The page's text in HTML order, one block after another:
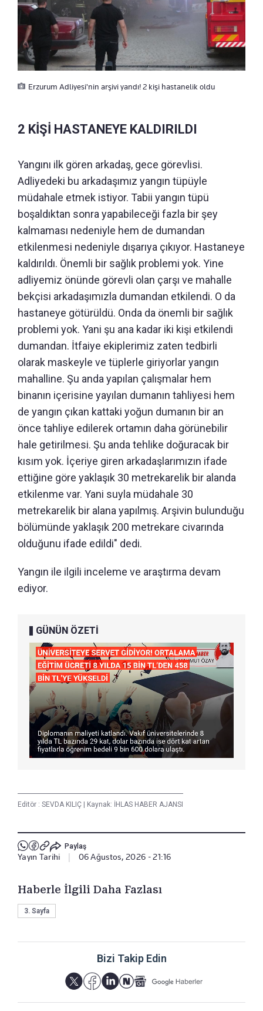
Erzurum Adliyesi'nin arşivi yandı! 2 kişi hastanelik oldu
2 KİŞİ HASTANEYE KALDIRILDI
Yangını ilk gören arkadaş, gece görevlisi.
Adliyedeki bu arkadaşımız yangın tüpüyle
müdahale etmek istiyor. Tabii yangın tüpü
boşaldıktan sonra yapabileceği fazla bir şey
kalmaması nedeniyle hem de dumandan
etkilenmesi nedeniyle dışarıya çıkıyor. Hastaneye
kaldırıldı. Önemli bir sağlık problemi yok. Yine
adliyemiz önünde görevli olan çarşı ve mahalle
bekçisi arkadaşımızla dumandan etkilendi. O da
hastaneye götürüldü. Onda da önemli bir sağlık
problemi yok. Yani şu ana kadar iki kişi etkilendi
dumandan. İtfaiye ekiplerimiz zaten tedbirli
olarak maskeyle ve tüplerle giriyorlar yangın
mahalline. Şu anda yapılan çalışmalar hem
binanın içerisine yayılan dumanın tahliyesi hem
de yangın çıkan kattaki yoğun dumanın bir an
önce tahliye edilerek ortamın daha görünebilir
hale getirilmesi. Şu anda tehlike doğuracak bir
kısım yok. İçeriye giren arkadaşlarımızın ifade
ettiğine göre yaklaşık 30 metrekarelik bir alanda
etkilenme var. Yani suyla müdahale 30
metrekarelik bir alana yapılmış. Arşivin bulunduğu
bölümünde yaklaşık 200 metrekare civarında
olduğunu ifade edildi" dedi.
Yangın ile ilgili inceleme ve araştırma devam
ediyor.
GÜNÜN ÖZETİ
Editör : SEVDA KILIÇ Kaynak: İHLAS HABER AJANSI
Paylaş
Yayın Tarihi 06 Ağustos, 2026 - 21:16
Haberle İlgili Daha Fazlası
3. Sayfa
Bizi Takip Edin